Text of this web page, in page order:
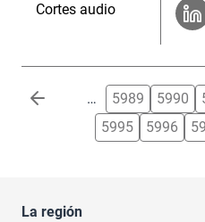
Cortes audio
Paginación … 5989 5990
5995
5996
La región